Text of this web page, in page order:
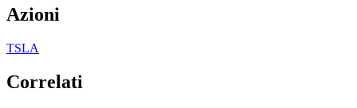
Azioni
TSLA
Correlati